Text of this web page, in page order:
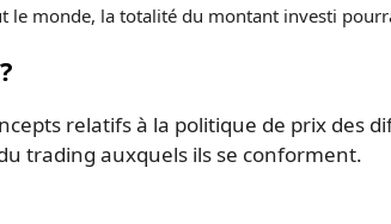
le monde, la totalité du montant investi
relatifs à la politique de prix des
trading auxquels ils se conforment.